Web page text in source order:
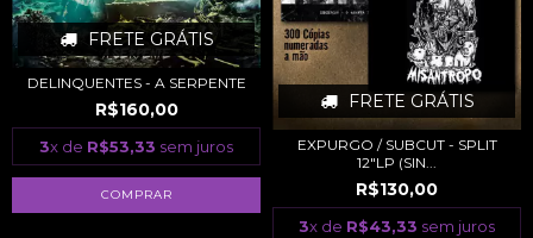
FRETE GRÁTIS
DELINQUENTES - A SERPENTE
R$160,00
3x de R$53,33 sem juros
FRETE GRÁTIS
EXPURGO / SUBCUT - SPLIT
12"LP (SIN...
R$130,00
3x de R$43,33 sem juros